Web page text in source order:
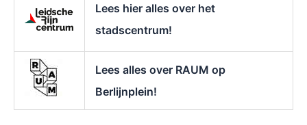
Lees hier alles over het
stadscentrum!
Lees alles over RAUM op
Berlijnplein!